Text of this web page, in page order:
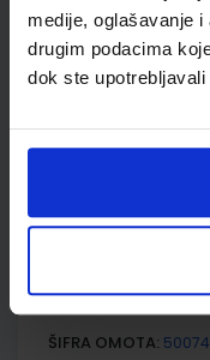
medije, oglašavanje
drugim podacima
dok ste
ŠIFRA OMOTA:
Udžbenik
E-SVIJET 3; radna
Nakladnik:ŠKOLSKA
SKU:567185
ŠIFRA OMOTA: